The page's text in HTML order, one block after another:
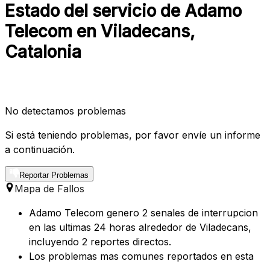
Estado del servicio de Adamo
Telecom en Viladecans,
Catalonia
No detectamos problemas
Si está teniendo problemas, por favor envíe un informe
a continuación.
Reportar Problemas
Mapa de Fallos
Adamo Telecom genero 2 senales de interrupcion
en las ultimas 24 horas alrededor de Viladecans,
incluyendo 2 reportes directos.
Los problemas mas comunes reportados en esta